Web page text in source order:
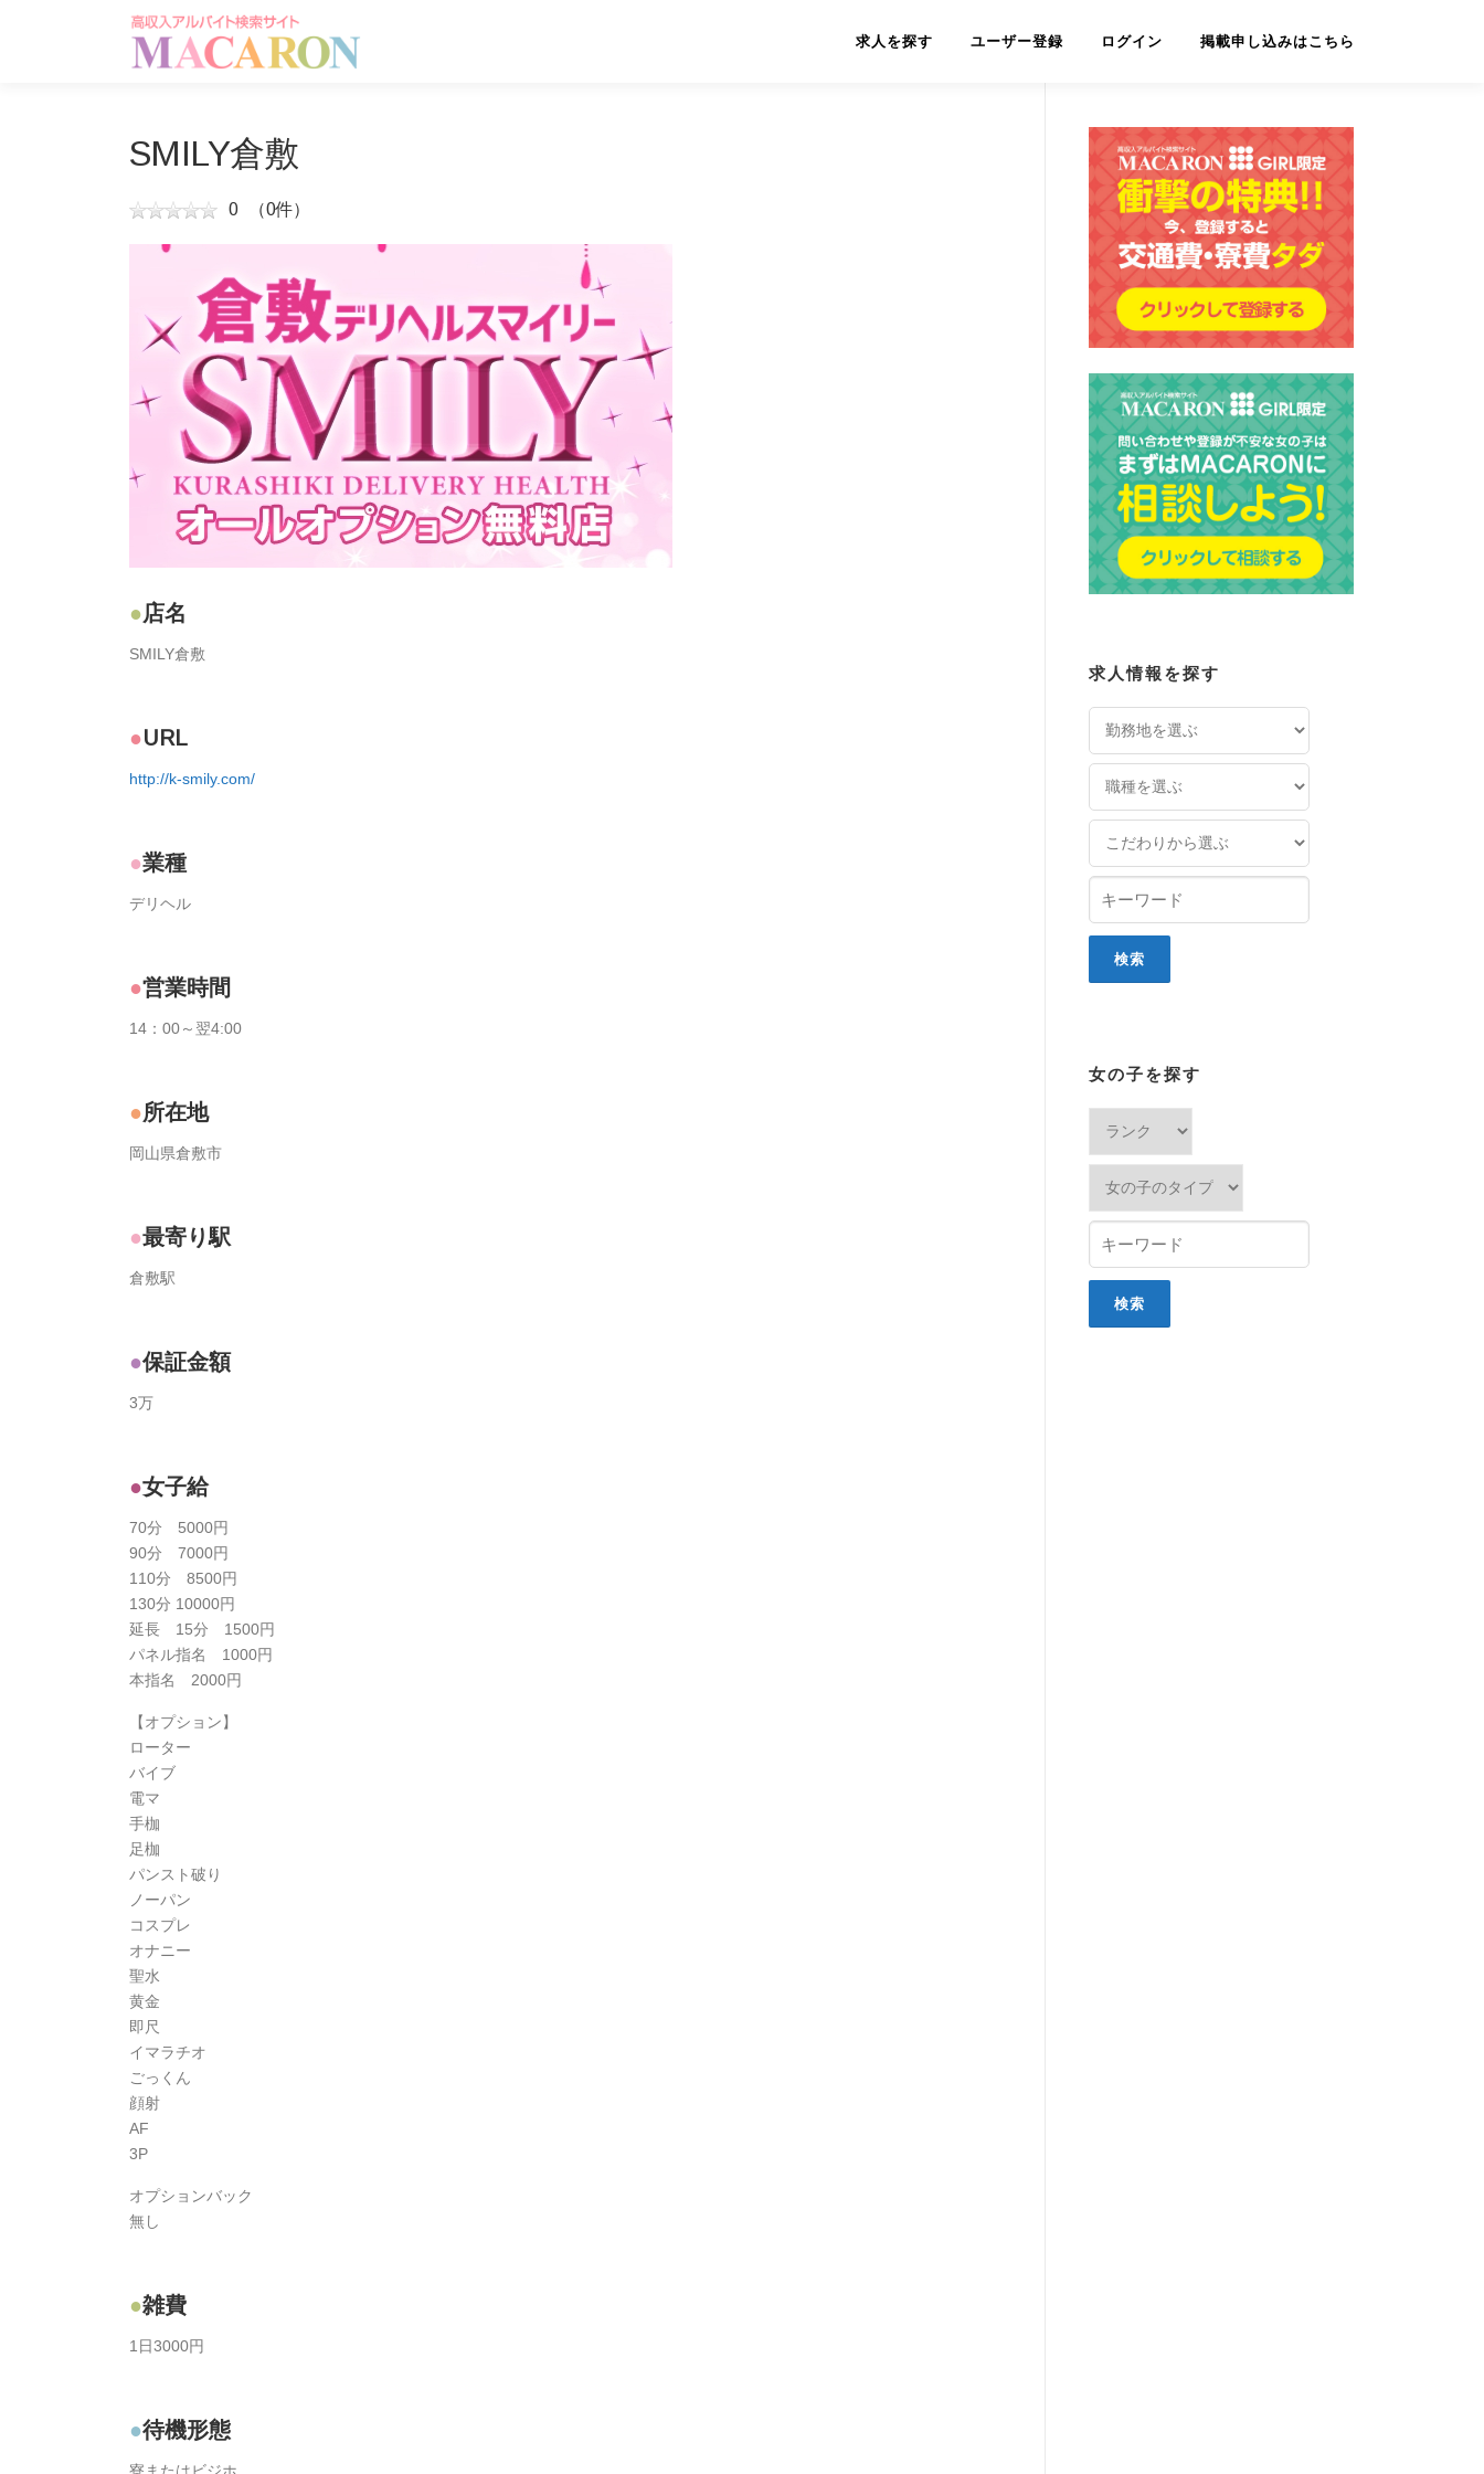
求人を探す ユーザー登録 ログイン 掲載申し込みはこちら
SMILY倉敷
0 （0件）
店名
SMILY倉敷
URL
http://k-smily.com/
業種
デリヘル
営業時間
14：00～翌4:00
所在地
岡山県倉敷市
最寄り駅
倉敷駅
保証金額
3万
女子給
70分 5000円
90分 7000円
110分 8500円
130分 10000円
延長 15分 1500円
パネル指名 1000円
本指名 2000円
【オプション】
ローター
バイブ
電マ
手枷
足枷
パンスト破り
ノーパン
コスプレ
オナニー
聖水
黄金
即尺
イマラチオ
ごっくん
顔射
AF
3P
オプションバック
無し
雑費
1日3000円
待機形態
求人情報を探す
女の子を探す